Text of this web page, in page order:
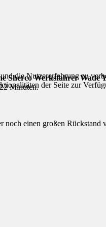
Sherco Werksfahrer Wade
Minuten.
einen großen Rückstand
die Nutzererfahrung zu
der Seite zur